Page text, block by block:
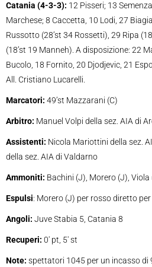
Catania (4-3-3): 12 Pisseri; 13
Marchese; 8 Caccetta, 10 Lodi, 27
Russotto (28’st 34 Rossetti), 29 Ripa
(18’st 19 Manneh). A disposizione: 22
Bucolo, 18 Fornito, 20 Djodjevic, 21
All. Cristiano Lucarelli.
Marcatori: 49’st Mazzarani (C)
Arbitro: Manuel Volpi della sez. AIA di
Assistenti: Nicola Mariottini della sez.
della sez. AIA di Valdarno
Ammoniti: Bachini (J), Morero (J),
Espulsi: Morero (J) per rosso diretto
Angoli: Juve Stabia 5, Catania 8
Recuperi: 0′ pt, 5′ st
Note: spettatori 1045 per un incasso di